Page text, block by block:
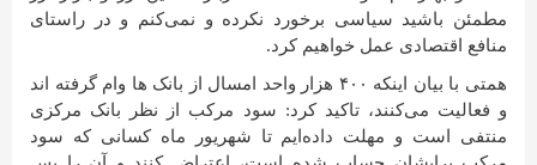
مطمئن باشید سیاسی برخورد نکرده و نمی‌کنم و در راستای
منافع اقتصادی عمل خواهیم کرد.
همتی با بیان اینکه ۴۰۰ هزار واحد امسال از بانک ها وام گرفته اند
و فعالیت می‌کنند، تاکید کرد: سود مرکب از نظر بانک مرکزی
منتفی است و مهلت داده‌ایم تا شهریور ماه کسانی که سود